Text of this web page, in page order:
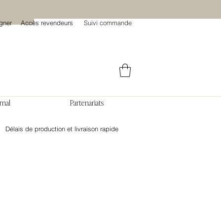
Accès revendeurs Suivi commande
Partenariats
Délais de production et livraison rapide